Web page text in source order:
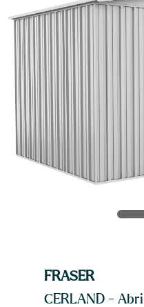
FRASER
CERLAND -